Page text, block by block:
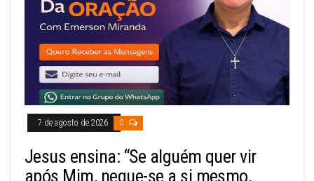
7 de agosto de 2026 0
Jesus ensina: “Se alguém quer vir
após Mim, negue-se a si mesmo,